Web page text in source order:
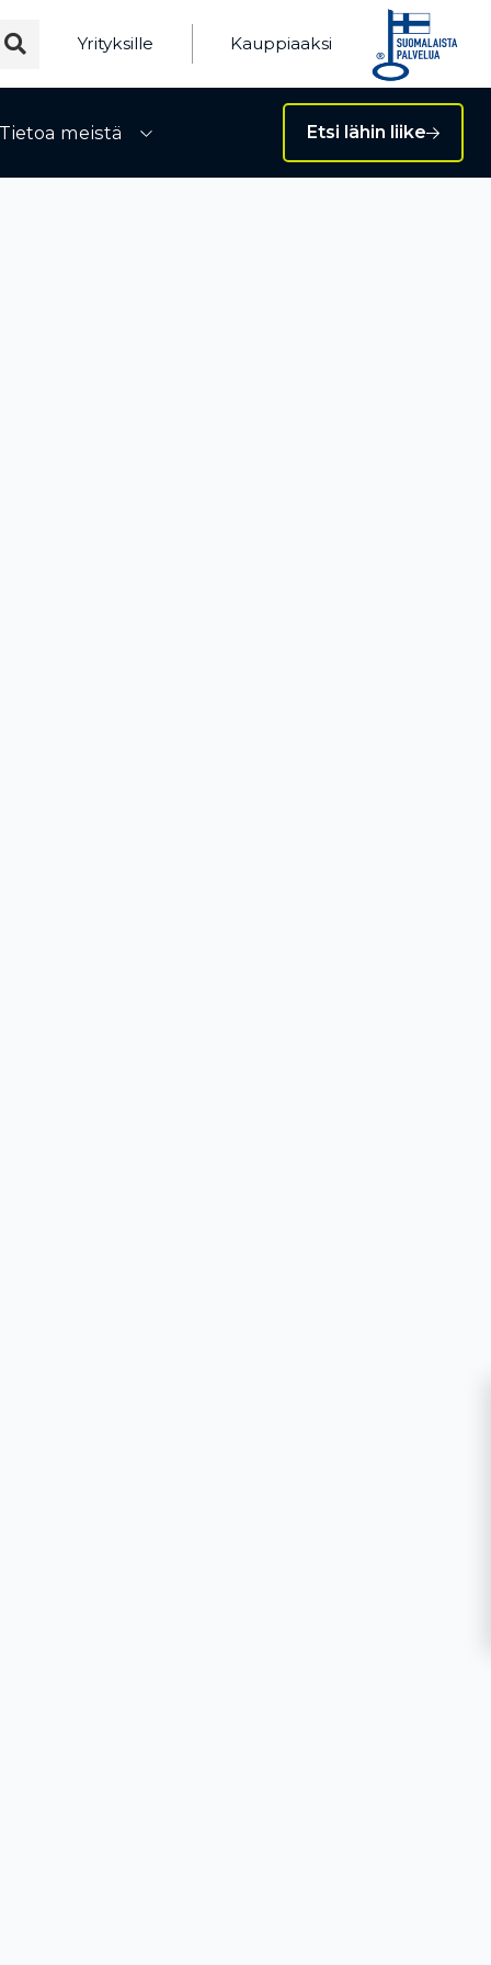
Yrityksille Kauppiaaksi
Tietoa meistä Etsi lähin liike